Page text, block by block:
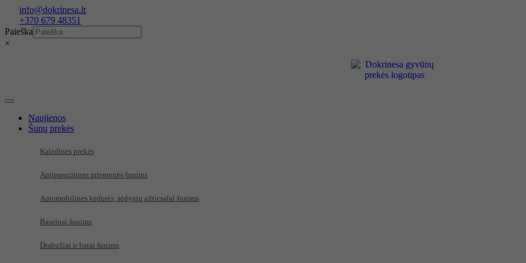
turinio
info@dokrinesa.lt
+370 679 48351
Paieška
×
Naujienos
Šunų prekės
Kalėdinės prekės
Antiparazitinės priemonės šunims
Automobilinės kėdutės, sėdynių užtiesalai šunims
Baseinai šunims
Drabužiai ir batai šunims